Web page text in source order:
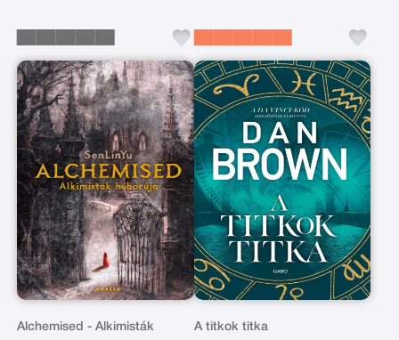
Alchemised - Alkimisták
A titkok titka